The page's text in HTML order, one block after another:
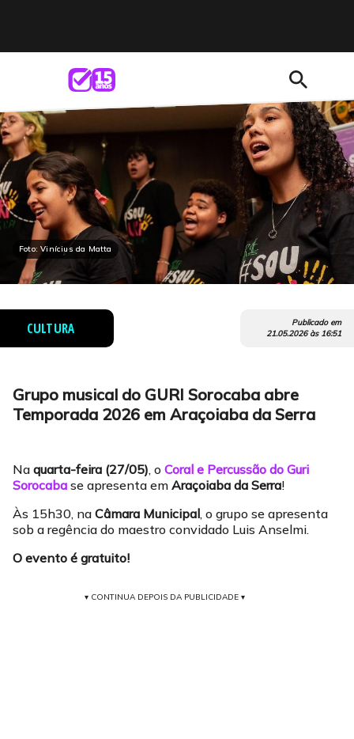
search
Foto: Vinícius da Matta
CULTURA
Publicado em
21.05.2026às 16:51
Grupo musical do GURI Sorocaba abre
Temporada 2026 em Araçoiaba da Serra
Na quarta-feira (27/05), o Coral e Percussão do Guri
Sorocaba se apresenta em Araçoiaba da Serra!
Às 15h30, na Câmara Municipal, o grupo se apresenta
sob a regência do maestro convidado Luis Anselmi.
O evento é gratuito!
▾ CONTINUA DEPOIS DA PUBLICIDADE ▾